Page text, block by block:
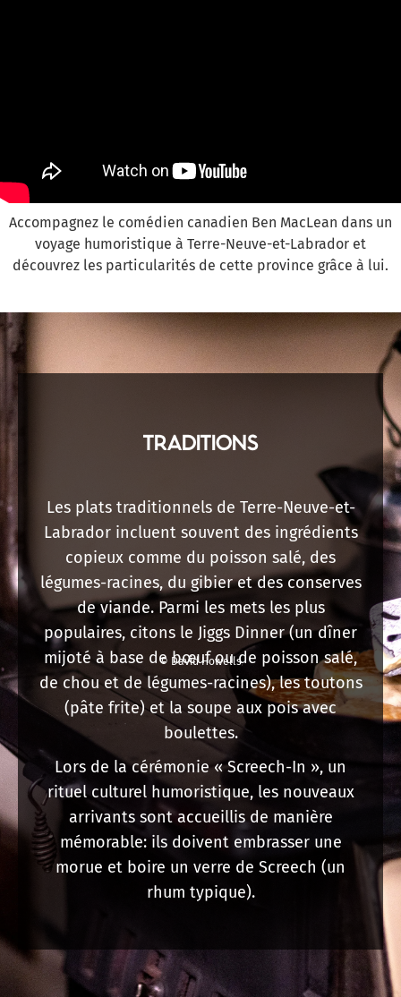
Accompagnez le comédien canadien Ben MacLean dans un
voyage humoristique à Terre-Neuve-et-Labrador et
découvrez les particularités de cette province grâce à lui.
TRADITIONS
Les plats traditionnels de Terre-Neuve-et-
Labrador incluent souvent des ingrédients
copieux comme du poisson salé, des
légumes-racines, du gibier et des conserves
de viande. Parmi les mets les plus
populaires, citons le Jiggs Dinner (un dîner
mijoté à base de bœuf ou de poisson salé,
de chou et de légumes-racines), les toutons
(pâte frite) et la soupe aux pois avec
boulettes.
Lors de la cérémonie « Screech-In », un
rituel culturel humoristique, les nouveaux
arrivants sont accueillis de manière
mémorable: ils doivent embrasser une
morue et boire un verre de Screech (un
rhum typique).
© David Howells